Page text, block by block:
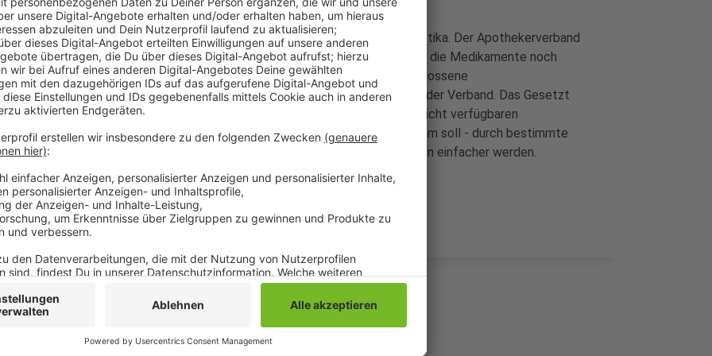
Neben Aspirin fehlen aber noch nach wie vor verschiedene Antibiotika. Der Apothekerverband
warnt jetzt vor der Erkältungswelle im Herbst, denn dann könnten die Medikamente noch
knapper werden. Das vom Bundestag vor wenigen Wochen beschlossene
Lieferengpassgesetz wird daran auch nichts ändern können, sagt der Verband. Das Gesetzt
wurde verabschiedet, damit Apotheker für den Austausch eines nicht verfügbaren
Medikamentes 50 Cent plus Mehrwertsteuer abrechnen. Außerdem soll - durch bestimmte
Regelungen - die Verteilung von Medikamenten bei den Apotheken einfacher werden.
Anzeige